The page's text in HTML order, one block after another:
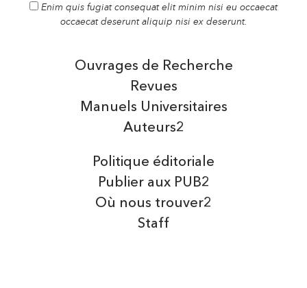
Enim quis fugiat consequat elit minim nisi eu occaecat
occaecat deserunt aliquip nisi ex deserunt.
Auteurs2
Manuels Universitaires
Ouvrages de Recherche
Revues
Politique éditoriale
Publier aux PUB2
Où nous trouver2
Staff